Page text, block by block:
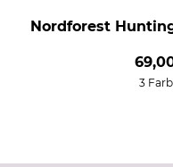
Nordforest
3